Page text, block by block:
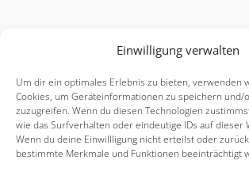
Einwilligung verwalten
Um dir ein optimales Erlebnis zu bieten, verwenden
Cookies, um Geräteinformationen zu speichern und/
zuzugreifen. Wenn du diesen Technologien
wie das Surfverhalten oder eindeutige IDs auf dieser
Wenn du deine Einwillligung nicht erteilst oder
bestimmte Merkmale und Funktionen beeinträchtigt